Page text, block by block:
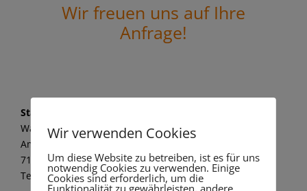
Wir freuen uns auf Ihre
Anfrage!
Standort Marbach
Wandaa GmbH
Am alten Kraftwerk 1
71672 Marbach a. N.
Tel.: 07144 8062 149
Wir verwenden Cookies
Um diese Website zu betreiben, ist es für uns
notwendig Cookies zu verwenden. Einige
Cookies sind erforderlich, um die
Funktionalität zu gewährleisten, andere